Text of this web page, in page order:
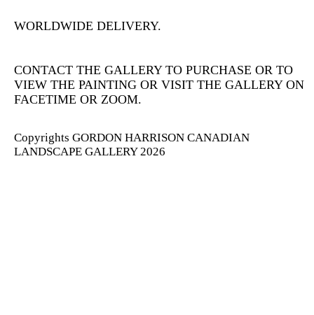
WORLDWIDE DELIVERY.
CONTACT THE GALLERY TO PURCHASE OR TO
VIEW THE PAINTING OR VISIT THE GALLERY ON
FACETIME OR ZOOM.
Copyrights GORDON HARRISON CANADIAN
LANDSCAPE GALLERY 2026